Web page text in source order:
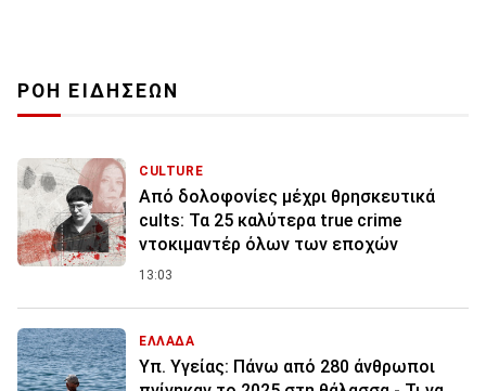
ΡΟΗ ΕΙΔΗΣΕΩΝ
CULTURE
Από δολοφονίες μέχρι θρησκευτικά
cults: Τα 25 καλύτερα true crime
ντοκιμαντέρ όλων των εποχών
13:03
ΕΛΛΑΔΑ
Υπ. Υγείας: Πάνω από 280 άνθρωποι